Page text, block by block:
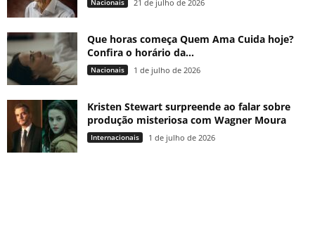
Nacionais 21 de julho de 2026
Que horas começa Quem Ama Cuida hoje?
Confira o horário da...
Nacionais 1 de julho de 2026
Kristen Stewart surpreende ao falar sobre
produção misteriosa com Wagner Moura
Internacionais 1 de julho de 2026